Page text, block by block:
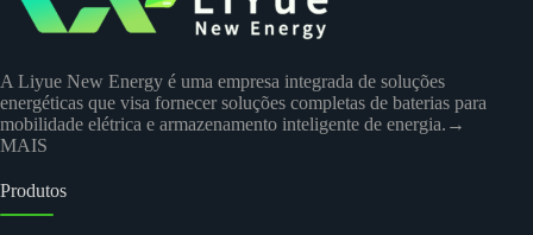
A Liyue New Energy é uma empresa integrada de soluções
energéticas que visa fornecer soluções completas de baterias para
mobilidade elétrica e armazenamento inteligente de energia. →
MAIS
Produtos